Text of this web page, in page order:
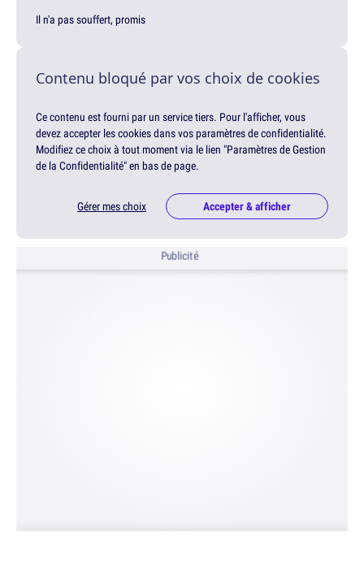
Il n'a pas souffert, promis
Contenu bloqué par vos choix de cookies
Ce contenu est fourni par un service tiers. Pour l'afficher, vous
devez accepter les cookies dans vos paramètres de confidentialité.
Modifiez ce choix à tout moment via le lien "Paramètres de Gestion
de la Confidentialité" en bas de page.
Gérer mes choix Accepter & afficher
Publicité